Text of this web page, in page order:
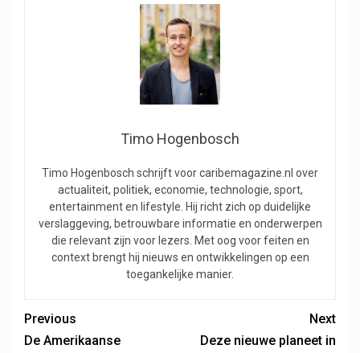
Timo Hogenbosch
Timo Hogenbosch schrijft voor caribemagazine.nl over
actualiteit, politiek, economie, technologie, sport,
entertainment en lifestyle. Hij richt zich op duidelijke
verslaggeving, betrouwbare informatie en onderwerpen
die relevant zijn voor lezers. Met oog voor feiten en
context brengt hij nieuws en ontwikkelingen op een
toegankelijke manier.
Previous
De Amerikaanse
Next
Deze nieuwe planeet in